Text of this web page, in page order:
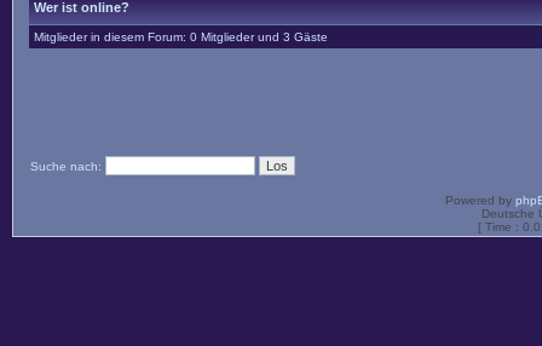
Wer ist online?
Mitglieder in diesem Forum: 0 Mitglieder und 3 Gäste
Suche nach:
Powered by
Deutsche
[ Time :